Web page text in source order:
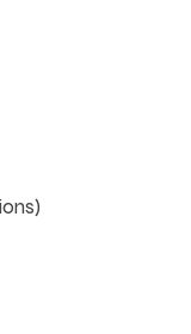
Proudctions)